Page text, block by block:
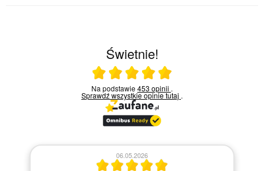
Świetnie!
Ocena średnia 5 na 5
Na podstawie453 opinii .
Sprawdź wszystkie opinietutaj .
06.05.2026